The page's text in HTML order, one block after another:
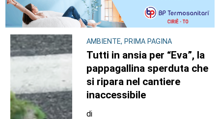
AMBIENTE, PRIMA PAGINA
Tutti in ansia per “Eva”, la
pappagallina sperduta che
si ripara nel cantiere
inaccessibile
di